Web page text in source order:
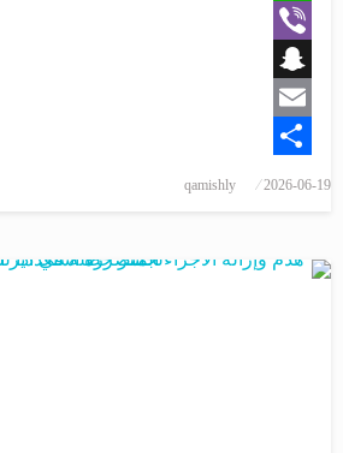
WhatsApp
Viber
Snapchat
Email
2026-06-19
qamishly